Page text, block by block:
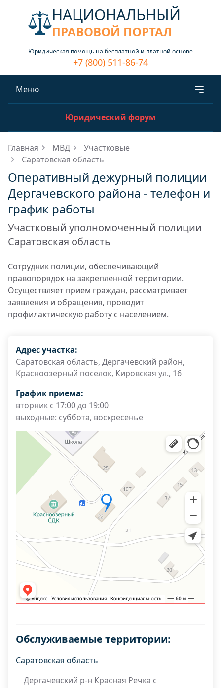
НАЦИОНАЛЬНЫЙ
ПРАВОВОЙ ПОРТАЛ
Юридическая помощь на бесплатной и платной основе
+7 (800) 511-86-74
Меню
Юридический форум
Главная МВД
Участковые
Саратовская область
Оперативный дежурный полиции
Дергачевского района - телефон и
график работы
Участковый уполномоченный полиции
Саратовская область
Сотрудник полиции, обеспечивающий
правопорядок на закрепленной территории.
Осуществляет прием граждан, рассматривает
заявления и обращения, проводит
профилактическую работу с населением.
Адрес участка:
Саратовская область, Дергачевский район,
Красноозерный поселок, Кировская ул., 16
График приема:
вторник с 17:00 до 19:00
выходные: суббота, воскресенье
Обслуживаемые территории:
Саратовская область
Дергачевский р-н Красная Речка с